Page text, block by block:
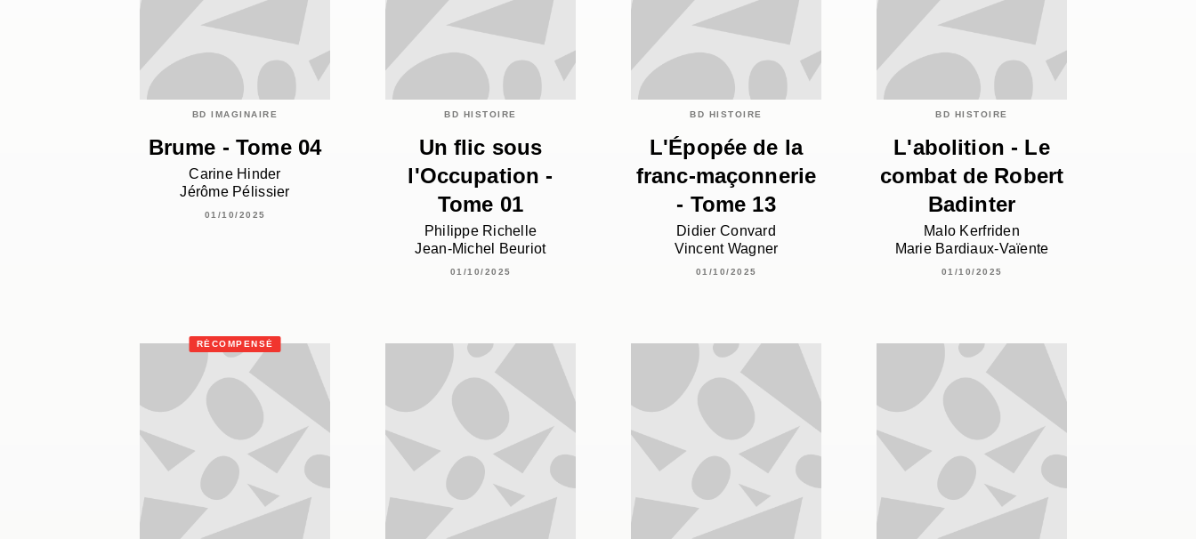
BD IMAGINAIRE
Brume - Tome 04
Carine Hinder
Jérôme Pélissier
01/10/2025
BD HISTOIRE
Un flic sous
l'Occupation -
Tome 01
Philippe Richelle
Jean-Michel Beuriot
01/10/2025
BD HISTOIRE
L'Épopée de la
franc-maçonnerie
- Tome 13
Didier Convard
Vincent Wagner
01/10/2025
BD HISTOIRE
L'abolition - Le
combat de Robert
Badinter
Malo Kerfriden
Marie Bardiaux-Vaïente
01/10/2025
RÉCOMPENSÉ